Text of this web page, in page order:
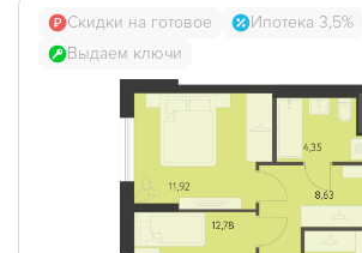
Скидки на готовое
Ипотека 3,5%
Выдаем ключи